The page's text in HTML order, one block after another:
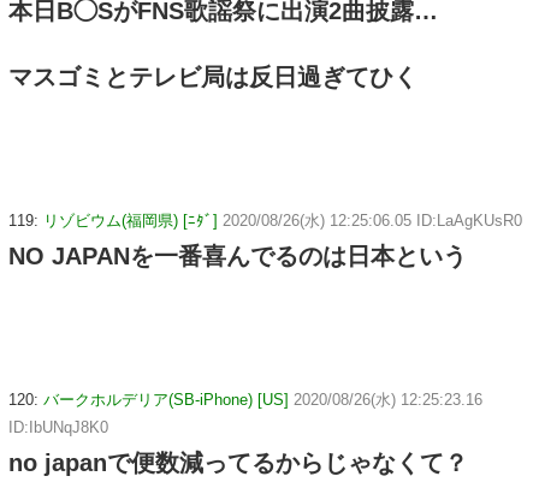
本日B◯SがFNS歌謡祭に出演2曲披露…
マスゴミとテレビ局は反日過ぎてひく
119: リゾビウム(福岡県) [ﾆﾀﾞ] 2020/08/26(水) 12:25:06.05 ID:LaAgKUsR0
NO JAPANを一番喜んでるのは日本という
120: バークホルデリア(SB-iPhone) [US] 2020/08/26(水) 12:25:23.16
ID:IbUNqJ8K0
no japanで便数減ってるからじゃなくて？